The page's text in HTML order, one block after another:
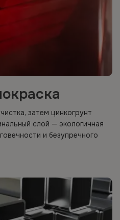
затем цинкогрунт
слой — экологичная
и безупречного